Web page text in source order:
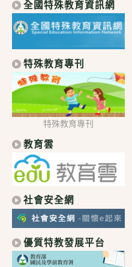
全國特殊教育資訊網
特殊教育專刊
特殊教育專刊
教育雲
社會安全網
優質特教發展平台